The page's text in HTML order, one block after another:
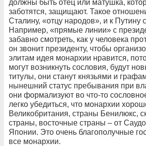
должны быть отец или матушка,
заботятся, защищают. Такое
Сталину, «отцу народов», и к Путину
Например, «прямые линии» с
забавно смотреть, как у человека
он звонит президенту, чтобы
элитам идея монархии нравится,
могут возникнуть сословия, будут
титулы, они станут князьями и
нынешний статус пребывания при
они формализуют во что-то
легко убедиться, что монархии
Великобритания, страны Бенилюкс,
страны, восточные страны – от
Японии. Это очень благополучные
все монархии.